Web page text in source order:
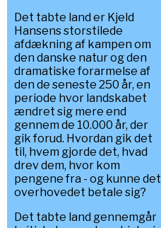
Det tabte land er Kjeld
Hansens storstilede
afdækning af kampen om
den danske natur og den
dramatiske forarmelse af
den de seneste 250 år, en
periode hvor landskabet
ændret sig mere end
gennem de 10.000 år, der
gik forud. Hvordan gik det
til, hvem gjorde det, hvad
drev dem, hvor kom
pengene fra - og kunne det
overhovedet betale sig?
Det tabte land gennemgår